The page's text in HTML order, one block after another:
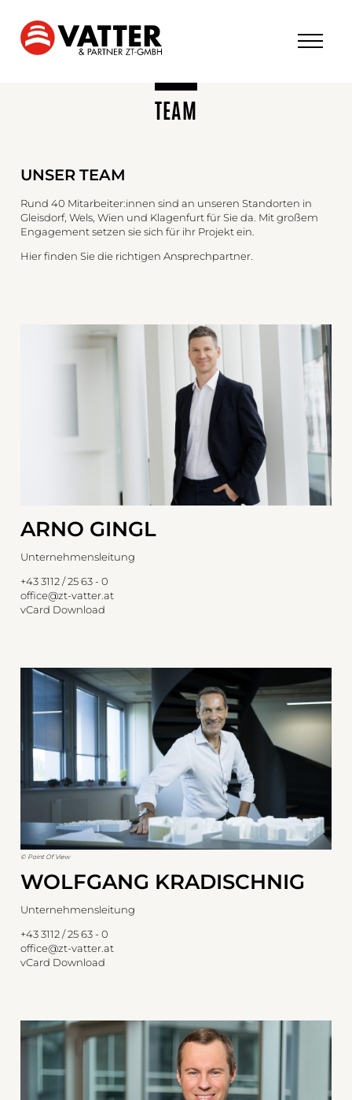
TEAM
UNSER TEAM
Rund 40 Mitarbeiter:innen sind an unseren Standorten in
Gleisdorf, Wels, Wien und Klagenfurt für Sie da. Mit großem
Engagement setzen sie sich für ihr Projekt ein.
Hier finden Sie die richtigen Ansprechpartner.
ARNO GINGL
Unternehmensleitung
+43 3112 / 25 63 - 0
office@zt-vatter.at
vCard Download
© Point Of View
WOLFGANG KRADISCHNIG
Unternehmensleitung
+43 3112 / 25 63 - 0
office@zt-vatter.at
vCard Download